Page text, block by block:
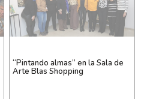
“Pintando almas” en la Sala de
Arte Blas Shopping